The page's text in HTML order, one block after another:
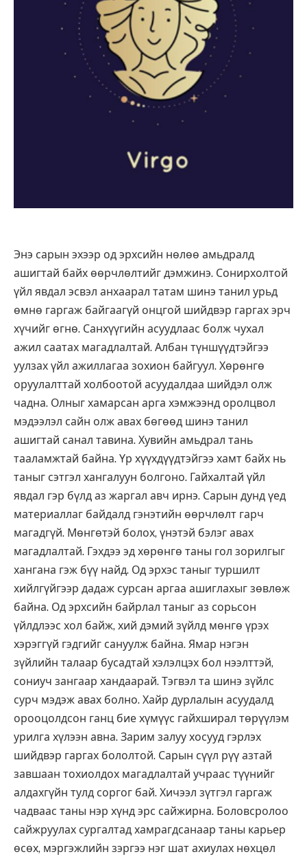
Энэ сарын эхээр од эрхсийн нөлөө амьдралд
ашигтай байх өөрчлөлтийг дэмжинэ. Сонирхолтой
үйл явдал эсвэл анхаарал татам шинэ танил урьд
өмнө гаргаж байгаагүй онцгой шийдвэр гаргах эрч
хүчийг өгнө. Санхүүгийн асуудлаас болж чухал
ажил саатах магадлалтай. Албан түншүүдтэйгээ
уулзах үйл ажиллагаа зохион байгуул. Хөрөнгө
оруулалттай холбоотой асуудалдаа шийдэл олж
чадна. Олныг хамарсан арга хэмжээнд оролцвол
мэдээлэл сайн олж авах бөгөөд шинэ танил
ашигтай санал тавина. Хувийн амьдрал тань
тааламжтай байна. Үр хүүхдүүдтэйгээ хамт байх нь
таныг сэтгэл хангалуун болгоно. Гайхалтай үйл
явдал гэр бүлд аз жаргал авч ирнэ. Сарын дунд үед
материаллаг байдалд гэнэтийн өөрчлөлт гарч
магадгүй. Мөнгөтэй болох, үнэтэй бэлэг авах
магадлалтай. Гэхдээ эд хөрөнгө таны гол зорилгыг
хангана гэж бүү найд. Од эрхэс таныг туршилт
хийлгүйгээр дадаж сурсан аргаа ашиглахыг зөвлөж
байна. Од эрхсийн байрлал таныг аз сорьсон
үйлдлээс хол байж, хий дэмий зүйлд мөнгө үрэх
хэрэггүй гэдгийг сануулж байна. Ямар нэгэн
зүйлийн талаар бусадтай хэлэлцэх бол нээлттэй,
сониуч зангаар хандаарай. Тэгвэл та шинэ зүйлс
сурч мэдэж авах болно. Хайр дурлалын асуудалд
орооцолдсон ганц бие хүмүүс гайхширал төрүүлэм
урилга хүлээн авна. Зарим залуу хосууд гэрлэх
шийдвэр гаргах бололтой. Сарын сүүл рүү азтай
завшаан тохиолдох магадлалтай учраас түүнийг
алдахгүйн тулд соргог бай. Хичээл зүтгэл гаргаж
чадваас таны нэр хүнд эрс сайжирна. Боловсролоо
сайжруулах сургалтад хамрагдсанаар таны карьер
өсөх, мэргэжлийн зэргээ нэг шат ахиулах нөхцөл